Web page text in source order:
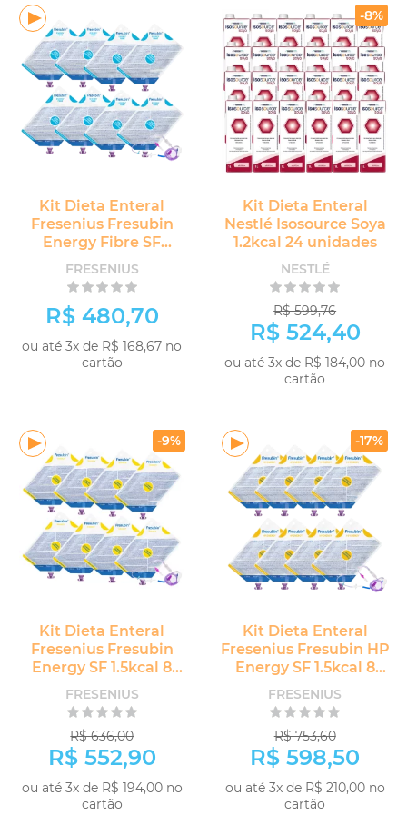
Kit Dieta Enteral
Fresenius Fresubin
Energy Fibre SF
1.5kcal 8 unidades
FRESENIUS
R$ 480,70
ou até 3x de R$ 168,67 no
cartão
-8%
Kit Dieta Enteral
Nestlé Isosource Soya
1.2kcal 24 unidades
NESTLÉ
R$ 599,76
R$ 524,40
ou até 3x de R$ 184,00 no
cartão
-9%
Kit Dieta Enteral
Fresenius Fresubin
Energy SF 1.5kcal 8
unidades
FRESENIUS
R$ 636,00
R$ 552,90
ou até 3x de R$ 194,00 no
cartão
-17%
Kit Dieta Enteral
Fresenius Fresubin HP
Energy SF 1.5kcal 8
unidades
FRESENIUS
R$ 753,60
R$ 598,50
ou até 3x de R$ 210,00 no
cartão